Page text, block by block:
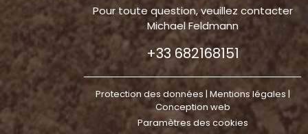
Pour toute question, veuillez contacter
Michael Feldmann
+33 682168151
Protection des données | Mentions légales |
Conception web
Paramètres des cookies